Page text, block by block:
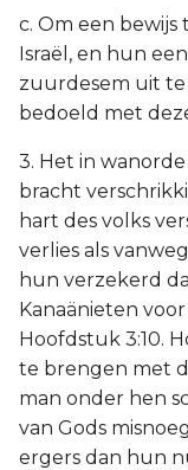
c. Om een bewijs
Israël, en hun
zuurdesem uit te
bedoeld met
3. Het in
bracht
hart des volks
verlies als
hun verzekerd
Kanaänieten
Hoofdstuk 3:10.
te brengen met
man onder hen
van Gods
ergers dan hun